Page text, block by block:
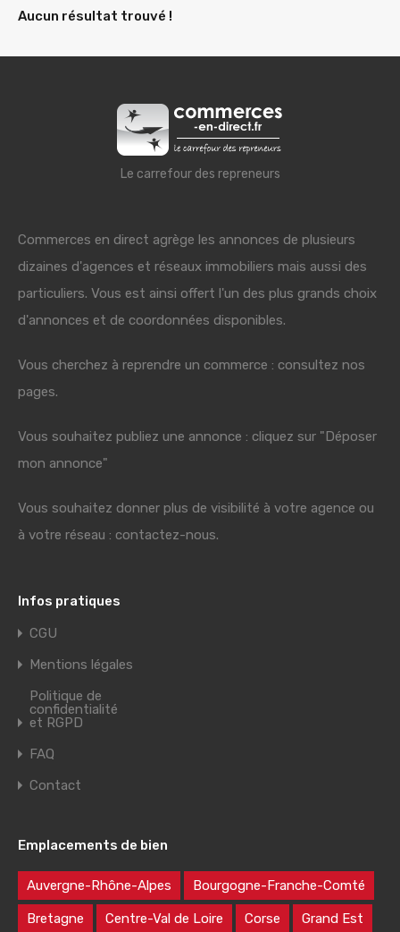
Aucun résultat trouvé !
Le carrefour des repreneurs
Commerces en direct agrège les annonces de plusieurs
dizaines d'agences et réseaux immobiliers mais aussi des
particuliers. Vous est ainsi offert l'un des plus grands choix
d'annonces et de coordonnées disponibles.
Vous cherchez à reprendre un commerce : consultez nos
pages.
Vous souhaitez publiez une annonce : cliquez sur "Déposer
mon annonce"
Vous souhaitez donner plus de visibilité à votre agence ou
à votre réseau : contactez-nous.
Infos pratiques
CGU
Mentions légales
Politique de
confidentialité
et RGPD
FAQ
Contact
Emplacements de bien
Auvergne-Rhône-Alpes Bourgogne-Franche-Comté
Bretagne Centre-Val de Loire Corse Grand Est